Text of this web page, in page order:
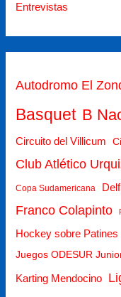
Entrevistas
Autodromo El
Basquet B
Circuito del Villicum
Club Atlético
Copa Sudamericana
Franco Colapinto
Hockey sobre Patines
Juegos ODESUR
Karting Mendocino